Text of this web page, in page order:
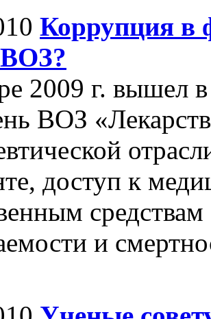
Коррупция в
2009 г. вышел
ВОЗ
доступ к
и